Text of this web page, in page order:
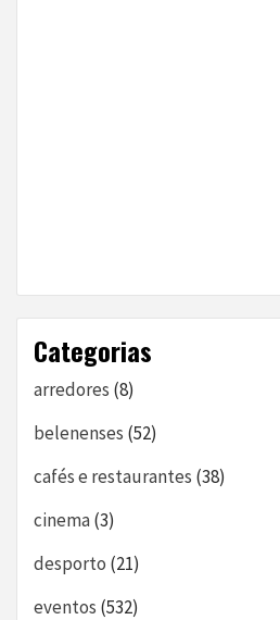
Categorias
arredores (8)
belenenses (52)
cafés e restaurantes (38)
cinema(3)
desporto (21)
eventos (532)